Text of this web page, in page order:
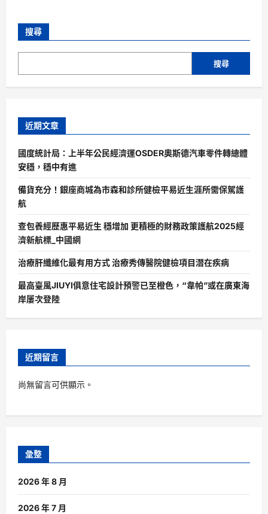
搜尋
搜尋
近期文章
國度統計局：上半年公民經濟運OSDER奧斯德汽車零件轉總體
安穩，穩中有進
備貨充分！銀座商城為市森和診所健檢平易近生涯所需保駕護
航
查包養經歷惠平易近生 穩增加 更積極的財務政策護航2025經
濟新航標_中國網
治療肝纖維化最有用方式 治療秀傳醫院健檢項目潛在疾病
最高臺風JIUYI俱意住宅設計預警已至橙色，“韋帕”或在廣東海
岸屢次登陸
近期留言
尚無留言可供顯示。
彙整
2026 年 8 月
2026 年 7 月